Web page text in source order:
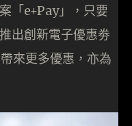
「e+Pay」，只要
出創新電子優惠劵
來更多優惠，亦為